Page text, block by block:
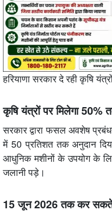
हरियाणा सरकार दे रही कृषि
कृषि यंत्रों पर मिलेगा 50%
सरकार द्वारा फसल अवशेष
में 50 प्रतिशत तक अनुदान
आधुनिक मशीनों के उपयोग के
जलानी पड़े।
15 जून 2026 तक कर